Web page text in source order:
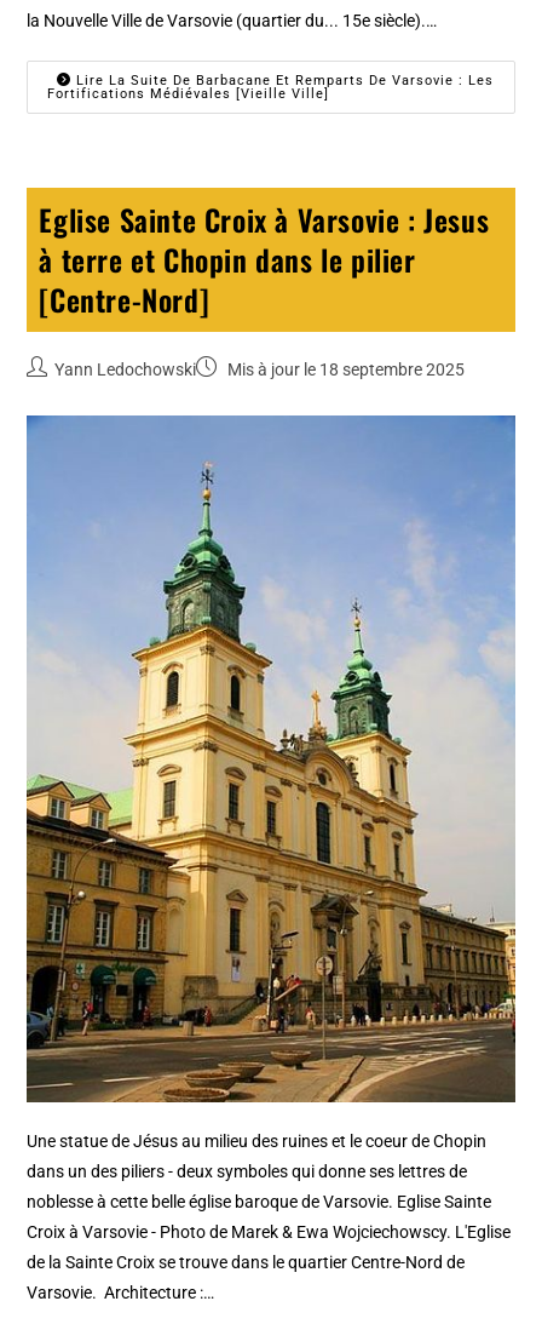
la Nouvelle Ville de Varsovie (quartier du... 15e siècle).…
Lire La Suite De Barbacane Et Remparts De Varsovie : Les
Fortifications Médiévales [Vieille Ville]
Eglise Sainte Croix à Varsovie : Jesus
à terre et Chopin dans le pilier
[Centre-Nord]
Yann Ledochowski Mis à jour le 18 septembre 2025
Une statue de Jésus au milieu des ruines et le coeur de Chopin
dans un des piliers - deux symboles qui donne ses lettres de
noblesse à cette belle église baroque de Varsovie. Eglise Sainte
Croix à Varsovie - Photo de Marek & Ewa Wojciechowscy. L'Eglise
de la Sainte Croix se trouve dans le quartier Centre-Nord de
Varsovie. Architecture :…